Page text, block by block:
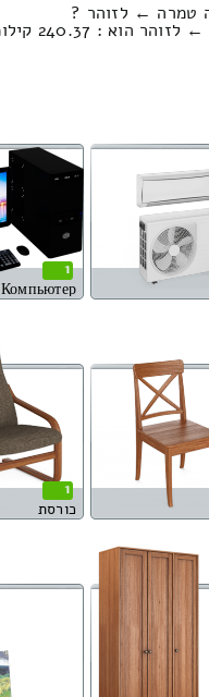
טמרה ← לזוהר ?
: 240.37 קילומטרים
1
Компьютер
1
כורסת